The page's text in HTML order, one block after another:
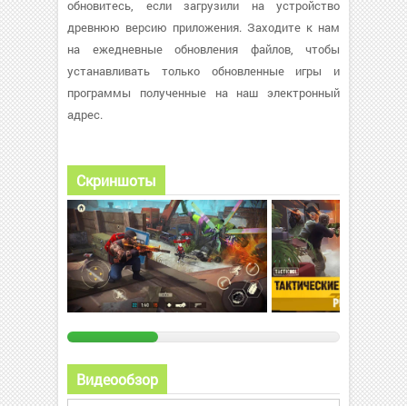
обновитесь, если загрузили на устройство
древнюю версию приложения. Заходите к нам
на ежедневные обновления файлов, чтобы
устанавливать только обновленные игры и
программы полученные на наш электронный
адрес.
Скриншоты
Видеообзор